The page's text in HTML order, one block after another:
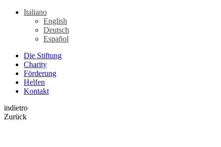
Italiano
English
Deutsch
Español
Die Stiftung
Charity
Förderung
Helfen
Kontakt
indietro
Zurück